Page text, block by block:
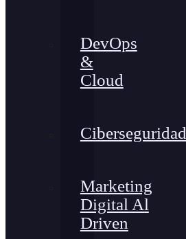
DevOps
&
Cloud
Ciberseguridad
Marketing
Digital Al
Driven